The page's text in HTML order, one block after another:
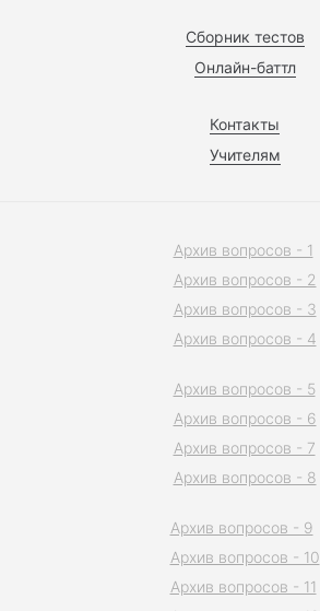
Сборник тестов
Онлайн-баттл
Контакты
Учителям
Архив вопросов - 1
Архив вопросов - 2
Архив вопросов - 3
Архив вопросов - 4
Архив вопросов - 5
Архив вопросов - 6
Архив вопросов - 7
Архив вопросов - 8
Архив вопросов - 9
Архив вопросов - 10
Архив вопросов - 11